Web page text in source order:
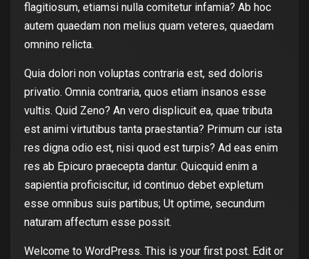
flagitiosum, etiamsi nulla comitetur infamia? Ab hoc
autem quaedam non melius quam veteres, quaedam
omnino relicta.
Quia dolori non voluptas contraria est, sed doloris
privatio. Omnia contraria, quos etiam insanos esse
vultis. Quid Zeno? An vero displicuit ea, quae tributa
est animi virtutibus tanta praestantia? Primum cur ista
res digna odio est, nisi quod est turpis? Ad eas enim
res ab Epicuro praecepta dantur. Quicquid enim a
sapientia proficiscitur, id continuo debet expletum
esse omnibus suis partibus; Ut optime, secundum
naturam affectum esse possit.
Welcome to WordPress. This is your first post. Edit or